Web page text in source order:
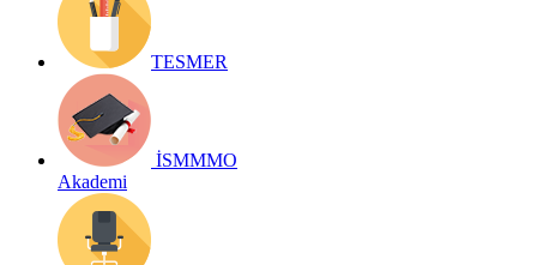
TESMER
İSMMMO
Akademi